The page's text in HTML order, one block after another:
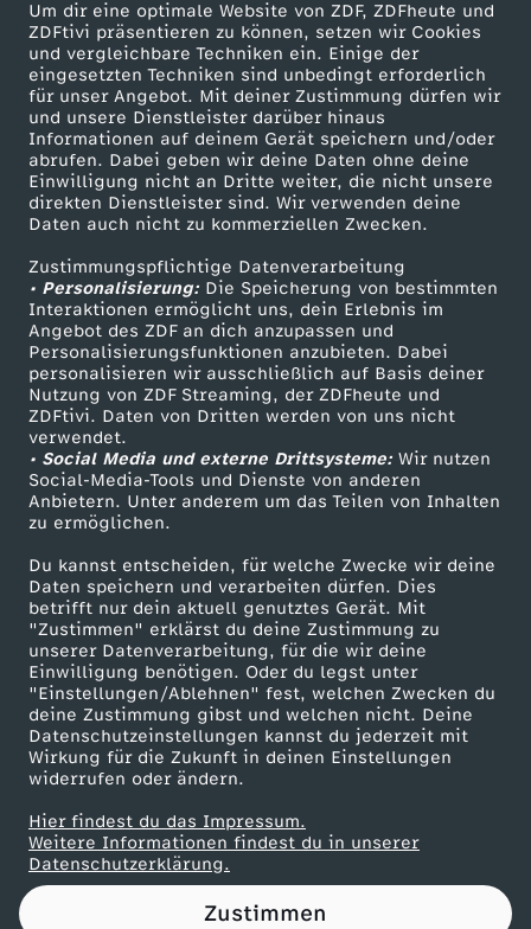
Um dir eine optimale Website von ZDF, ZDFheute und
ZDFtivi präsentieren zu können, setzen wir Cookies
und vergleichbare Techniken ein. Einige der
eingesetzten Techniken sind unbedingt erforderlich
für unser Angebot. Mit deiner Zustimmung dürfen wir
und unsere Dienstleister darüber hinaus
Informationen auf deinem Gerät speichern und/oder
abrufen. Dabei geben wir deine Daten ohne deine
Einwilligung nicht an Dritte weiter, die nicht unsere
direkten Dienstleister sind. Wir verwenden deine
Daten auch nicht zu kommerziellen Zwecken.
Zustimmungspflichtige Datenverarbeitung
• Personalisierung:Die Speicherung von bestimmten
Interaktionen ermöglicht uns, dein Erlebnis im
Angebot des ZDF an dich anzupassen und
Personalisierungsfunktionen anzubieten. Dabei
personalisieren wir ausschließlich auf Basis deiner
Nutzung von ZDF Streaming, der ZDFheute und
ZDFtivi. Daten von Dritten werden von uns nicht
verwendet.
• Social Media und externe Drittsysteme:Wir nutzen
Social-Media-Tools und Dienste von anderen
Anbietern. Unter anderem um das Teilen von Inhalten
zu ermöglichen.
Du kannst entscheiden, für welche Zwecke wir deine
Daten speichern und verarbeiten dürfen. Dies
betrifft nur dein aktuell genutztes Gerät. Mit
"Zustimmen" erklärst du deine Zustimmung zu
unserer Datenverarbeitung, für die wir deine
Einwilligung benötigen. Oder du legst unter
"Einstellungen/Ablehnen" fest, welchen Zwecken du
deine Zustimmung gibst und welchen nicht. Deine
Datenschutzeinstellungen kannst du jederzeit mit
Wirkung für die Zukunft in deinen Einstellungen
widerrufen oder ändern.
Hier findest du das Impressum.
Weitere Informationen findest du in unserer
Datenschutzerklärung.
Zustimmen
t
e
-
D
i
e
G
e
s
c
h
i
c
h
t
e
Mehr ZDF
ZDF-Apps
Smart TV
ZDFtext
Livestreams
Sendungen A-Z
TV-Programm
Service
ZDFmitreden
Kontakt zum ZDF
Tickets
Zuschauerservice
Hilfe
ZDF Unternehmen
Karriere
ZDF goes Schule
Werbefernsehen
Mainzelmännchen
Partner